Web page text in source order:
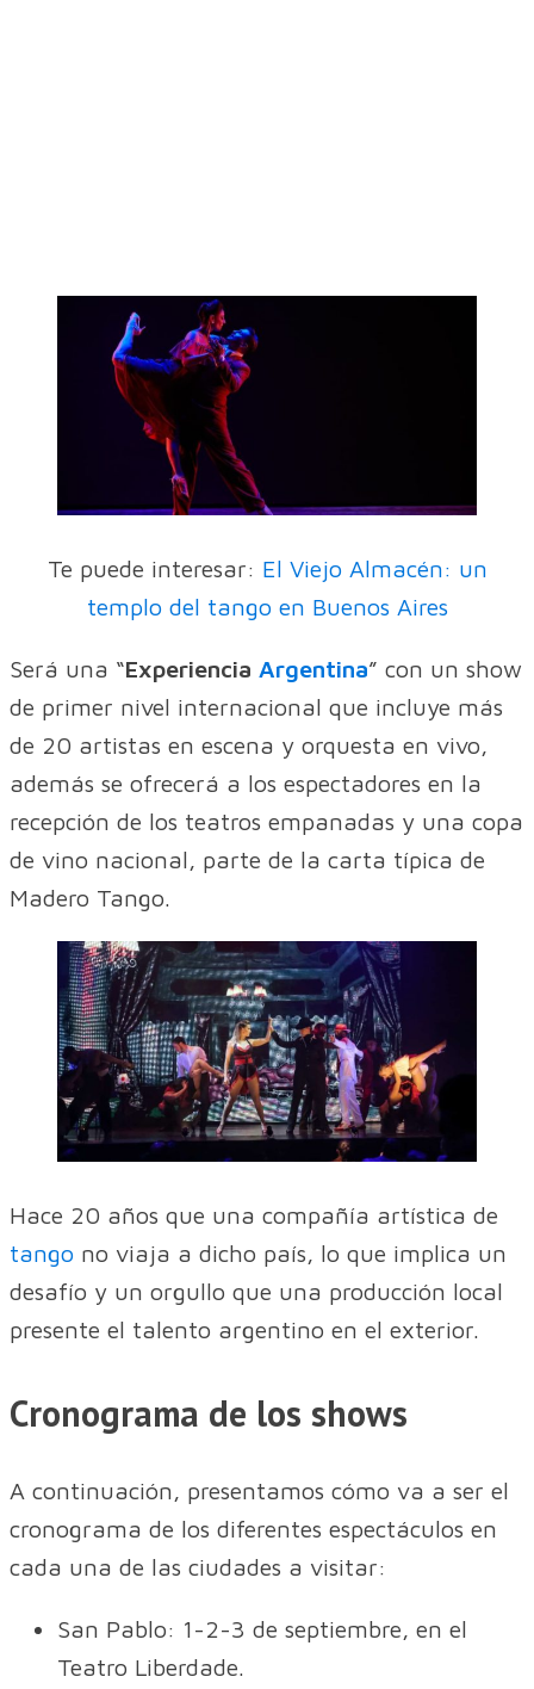
Te puede interesar: El Viejo Almacén: un
templo del tango en Buenos Aires
Será una “Experiencia Argentina” con un show
de primer nivel internacional que incluye más
de 20 artistas en escena y orquesta en vivo,
además se ofrecerá a los espectadores en la
recepción de los teatros empanadas y una copa
de vino nacional, parte de la carta típica de
Madero Tango.
Hace 20 años que una compañía artística de
tango no viaja a dicho país, lo que implica un
desafío y un orgullo que una producción local
presente el talento argentino en el exterior.
Cronograma de los shows
A continuación, presentamos cómo va a ser el
cronograma de los diferentes espectáculos en
cada una de las ciudades a visitar:
San Pablo: 1-2-3 de septiembre, en el
Teatro Liberdade.